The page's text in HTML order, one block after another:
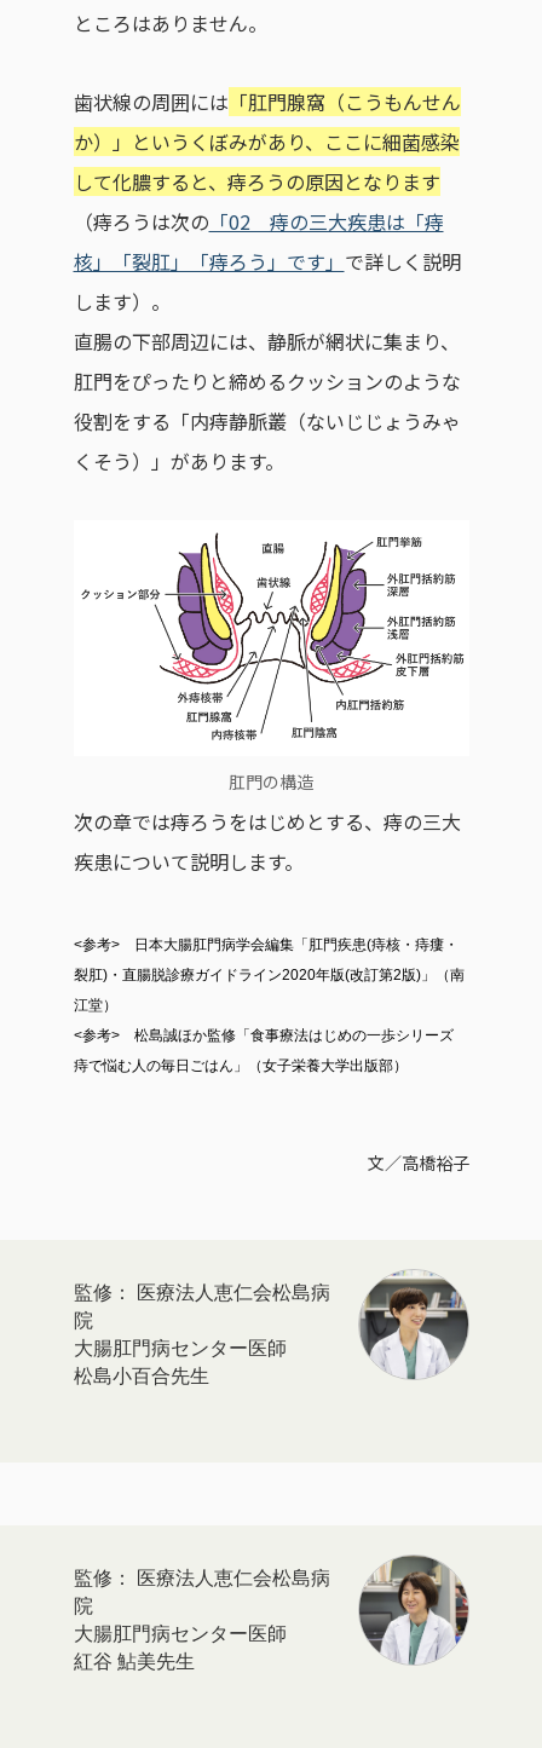
ところはありません。
歯状線の周囲には 「肛門腺窩（こうもんせん
か）」というくぼみがあり、ここに細菌感染
して化膿すると、痔ろうの原因となります
（痔ろうは次の 「02 痔の三大疾患は「痔
核」「裂肛」「痔ろう」です」 で詳しく説明
します）。
直腸の下部周辺には、静脈が網状に集まり、
肛門をぴったりと締めるクッションのような
役割をする「内痔静脈叢（ないじじょうみゃ
くそう）」があります。
肛門の構造
次の章では痔ろうをはじめとする、痔の三大
疾患について説明します。
<参考> 日本大腸肛門病学会編集「肛門疾患(痔核・痔瘻・
裂肛)・直腸脱診療ガイドライン2020年版(改訂第2版)」（南
江堂）
<参考> 松島誠ほか監修「食事療法はじめの一歩シリーズ
痔で悩む人の毎日ごはん」（女子栄養大学出版部）
文／高橋裕子
医療法人恵仁会松島病
院
大腸肛門病センター医師
松島小百合先生
医療法人恵仁会松島病
院
大腸肛門病センター医師
紅谷 鮎美先生